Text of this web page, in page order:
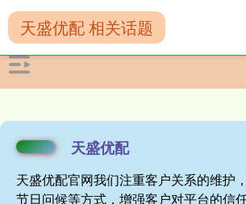
天盛优配
天盛优配官网我们注重客户关系的维护
节日问候等方式，增强客户对平台的信任
天盛优配 相关话题